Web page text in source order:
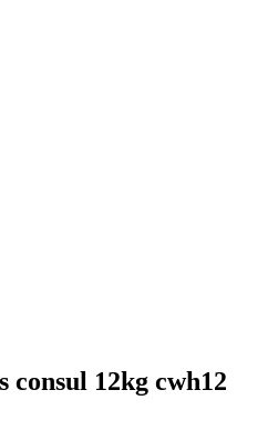
consul 12kg cwh12